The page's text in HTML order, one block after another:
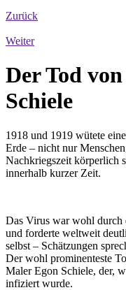
Zurück
Weiter
Der Tod
Schiele
1918 und 1919 wütete
Erde – nicht nur
Nachkriegszeit körperlich
innerhalb kurzer Zeit.
Das Virus war wohl durch
und forderte weltweit
selbst – Schätzungen
Der wohl prominenteste
Maler Egon Schiele, der,
infiziert wurde.